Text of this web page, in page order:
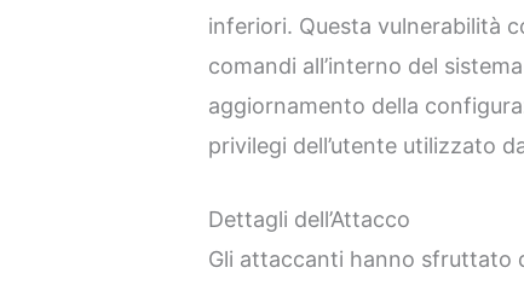
inferiori. Questa vulnerabilità
comandi all’interno del
aggiornamento della
privilegi dell’utente utilizzato
Dettagli dell’Attacco
Gli attaccanti hanno sfruttato